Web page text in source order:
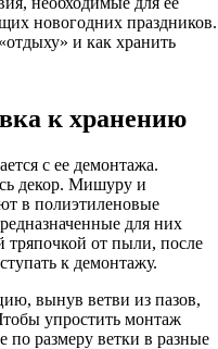
новогодних праздников.
и как хранить
к хранению
с ее демонтажа.
декор. Мишуру и
в полиэтиленовые
для них
тряпочкой от пыли, после
к демонтажу.
вынув ветви из пазов,
упростить монтаж
по размеру ветки в разные